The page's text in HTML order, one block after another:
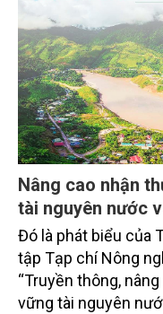
Nâng cao nhận
tài nguyên nước
Đó là phát biểu của
tập Tạp chí Nông
“Truyền thông,
vững tài nguyên